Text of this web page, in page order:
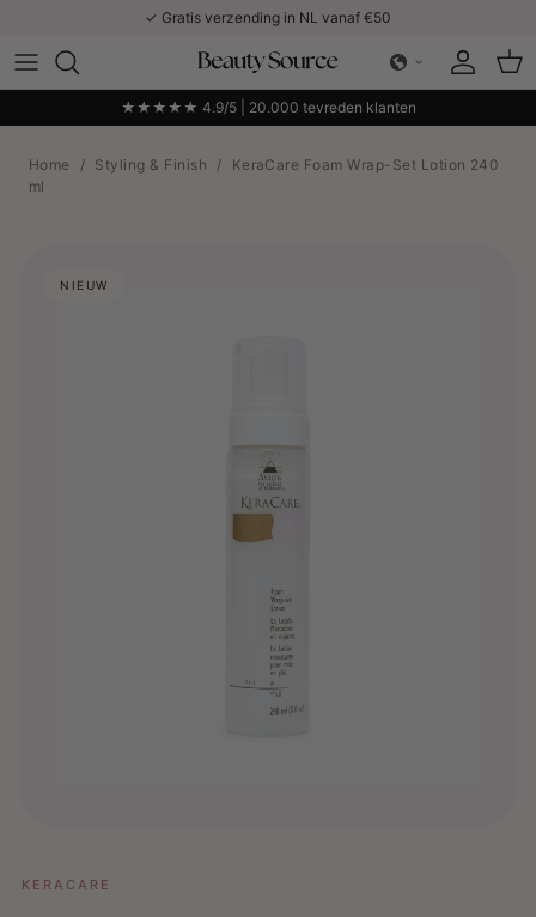
✓ Gratis verzending in NL vanaf €50
Account
★★★★★ 4.9/5 | 20.000 tevreden klanten
Home / Styling & Finish /
KeraCare Foam Wrap-Set Lotion 240
ml
NIEUW
KERACARE